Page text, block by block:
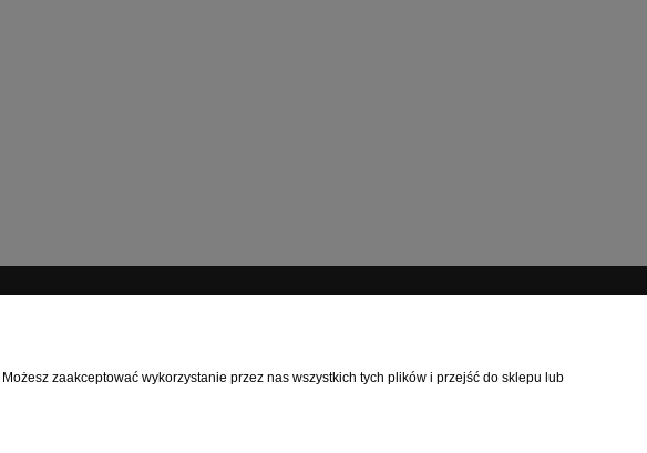
O nas
zaakceptować wykorzystanie przez nas wszystkich tych plików i przejść do sklepu lub